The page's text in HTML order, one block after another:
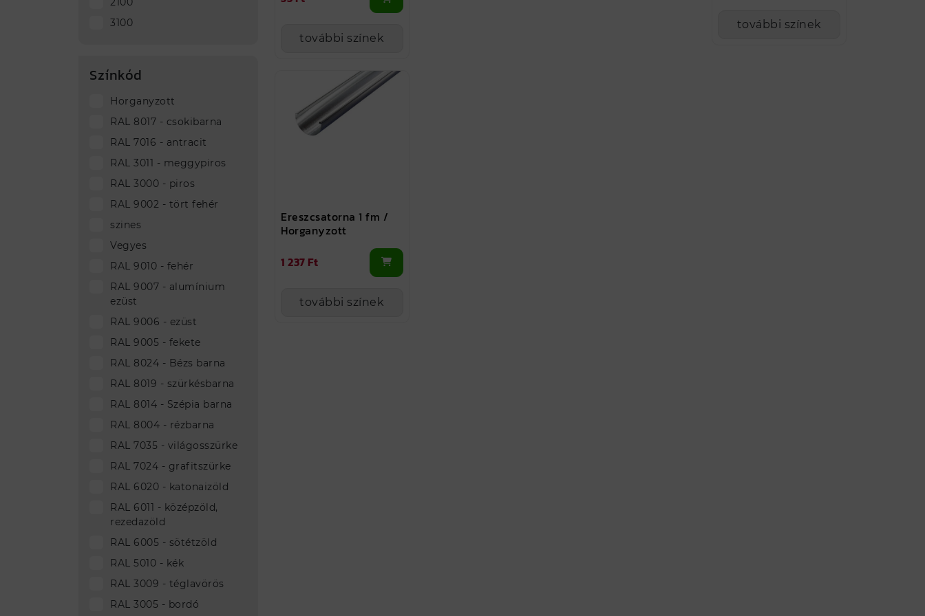
3100
Színkód
Horganyzott
RAL 8017 - csokibarna
RAL 7016 - antracit
RAL 3011 - meggypiros
RAL 3000 - piros
RAL 9002 - tört fehér
szines
Vegyes
RAL 9010 - fehér
RAL 9007 - alumínium
ezüst
RAL 9006 - ezüst
RAL 9005 - fekete
RAL 8024 - Bézs barna
RAL 8019 - szürkésbarna
RAL 8014 - Szépia barna
RAL 8004 - rézbarna
RAL 7035 - világosszürke
RAL 7024 - grafitszürke
RAL 6020 - katonaizöld
RAL 6011 - középzöld,
rezedazöld
RAL 6005 - sötétzöld
RAL 5010 - kék
RAL 3009 - téglavörös
RAL 3005 - bordó
további színek
további színek
Ereszcsatorna 1 fm /
Horganyzott
1 237 Ft
további színek